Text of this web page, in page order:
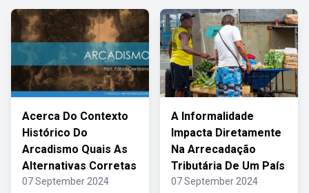
Acerca Do Contexto
Histórico Do
Arcadismo Quais As
Alternativas Corretas
07 September 2024
A Informalidade
Impacta Diretamente
Na Arrecadação
Tributária De Um País
07 September 2024